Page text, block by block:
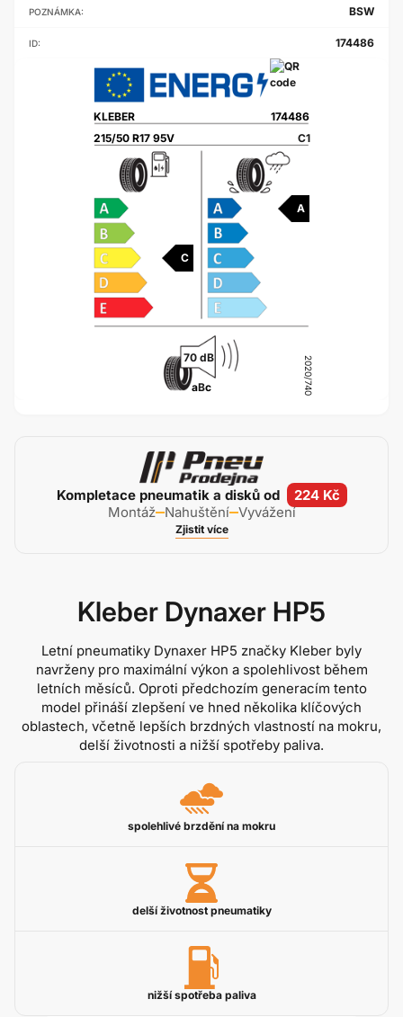
POZNÁMKA: BSW
ID: 174486
215/50 R17 95V
KLEBER 174486
C
A
70 dB
C1
2020/740
aBc
Kompletace pneumatik a disků od
224 Kč
Montáž Nahuštění Vyvážení
Zjistit více
Kleber Dynaxer HP5
Letní pneumatiky Dynaxer HP5 značky Kleber byly
navrženy pro maximální výkon a spolehlivost během
letních měsíců. Oproti předchozím generacím tento
model přináší zlepšení ve hned několika klíčových
oblastech, včetně lepších brzdných vlastností na mokru,
delší životnosti a nižší spotřeby paliva.
spolehlivé brzdění na mokru
delší životnost pneumatiky
nižší spotřeba paliva